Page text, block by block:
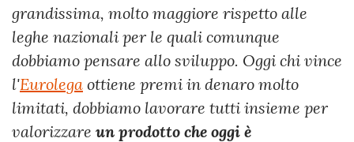
grandissima, molto maggiore rispetto alle
leghe nazionali per le quali comunque
dobbiamo pensare allo sviluppo. Oggi chi vince
l'Eurolega ottiene premi in denaro molto
limitati, dobbiamo lavorare tutti insieme per
valorizzare un prodotto che oggi è